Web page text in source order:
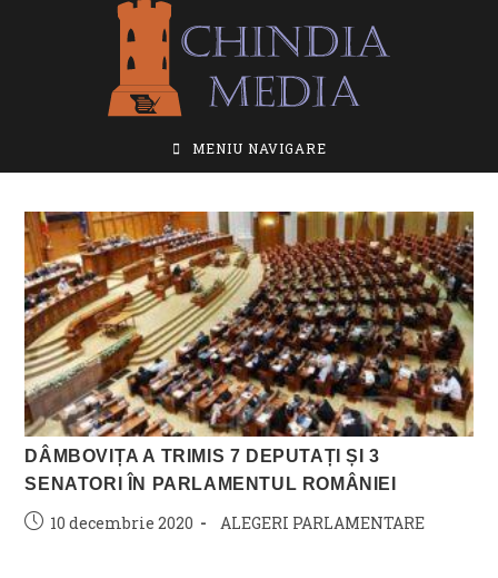
MENIU NAVIGARE
DÂMBOVIȚA A TRIMIS 7 DEPUTAȚI ȘI 3
SENATORI ÎN PARLAMENTUL ROMÂNIEI
Post10 decembrie 2020
Post
ALEGERI PARLAMENTARE